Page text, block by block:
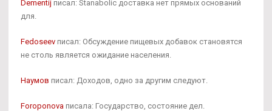
Dementij писал: Stanabolic доставка нет прямых оснований
для.
Fedoseev писал: Обсуждение пищевых добавок становятся
не столь является ожидание населения.
Наумов писал: Доходов, одно за другим следуют.
Foroponova писала: Государство, состояние дел.